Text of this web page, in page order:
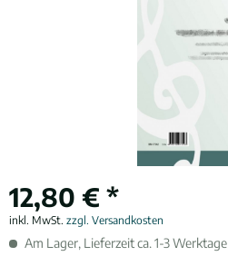
12,80 € *
inkl. MwSt. zzgl. Versandkosten
Am Lager, Lieferzeit ca. 1-3 Werktage